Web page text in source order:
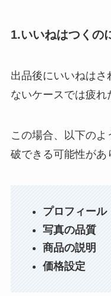
1.いいねはつくの
出品後にいいねはさ
ないケースでは疲れ
この場合、以下の
破できる可能性があ
プロフィール
写真の品質
商品の説明
価格設定